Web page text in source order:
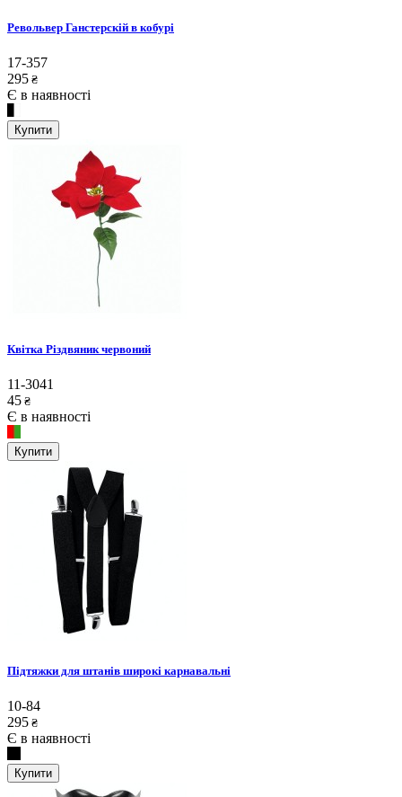
Револьвер Ганстерскій в кобурі
17-357
295 ₴
Є в наявності
Купити
Квітка Різдвяник червоний
11-3041
45 ₴
Є в наявності
Купити
Підтяжки для штанів широкі карнавальні
10-84
295 ₴
Є в наявності
Купити